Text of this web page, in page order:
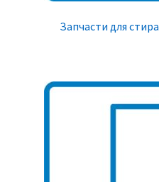
Запчасти для